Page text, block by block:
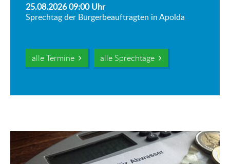
25.08.2026 09:00Uhr
Sprechtag der Bürgerbeauftragten in Apolda
alle Termine alle Sprechtage